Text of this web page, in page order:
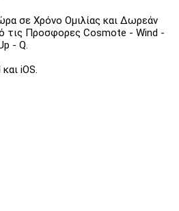
σε Χρόνο Ομιλίας και Δωρεάν
τις Προσφορες Cosmote - Wind -
- Q.
iOS.